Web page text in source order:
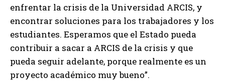
enfrentar la crisis de la Universidad ARCIS, y
encontrar soluciones para los trabajadores y los
estudiantes. Esperamos que el Estado pueda
contribuir a sacar a ARCIS de la crisis y que
pueda seguir adelante, porque realmente es un
proyecto académico muy bueno”.